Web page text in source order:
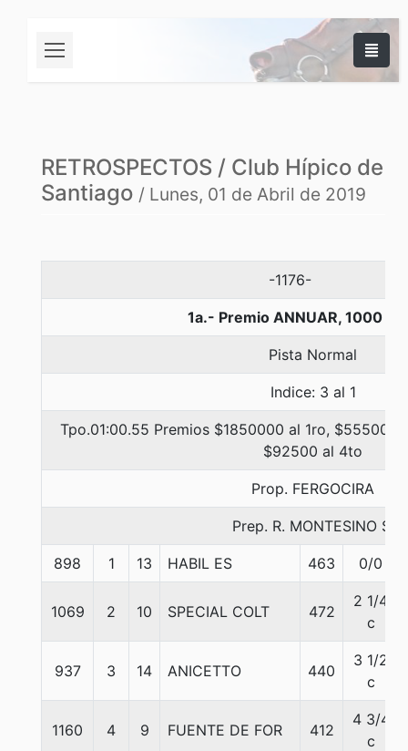
RETROSPECTOS / Club Hípico de
Santiago / Lunes, 01 de Abril de 2019
-1176-
1a.- Premio ANNUAR, 1000
Pista Normal
Indice: 3 al 1
Tpo.01:00.55 Premios $1850000 al 1ro, $555000
$92500 al 4to
Prop. FERGOCIRA
Prep. R. MONTESINO S.
898 1 13 HABIL ES 463 0/0
1069 2 10 SPECIAL COLT 472
2 1/4
c
937 3 14 ANICETTO 440
3 1/2
c
1160 4 9 FUENTE DE FOR 412
4 3/4
c